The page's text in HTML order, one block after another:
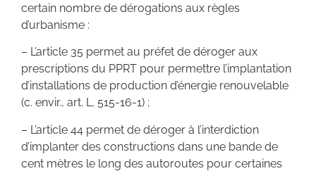
certain nombre de dérogations aux règles
d’urbanisme :
– L’article 35 permet au préfet de déroger aux
prescriptions du PPRT pour permettre l’implantation
d’installations de production d’énergie renouvelable
(c. envir., art. L. 515-16-1) ;
– L’article 44 permet de déroger à l’interdiction
d’implanter des constructions dans une bande de
cent mètres le long des autoroutes pour certaines